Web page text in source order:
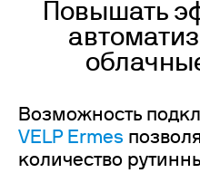
Повышать
Возможность
VELP Ermes
количество